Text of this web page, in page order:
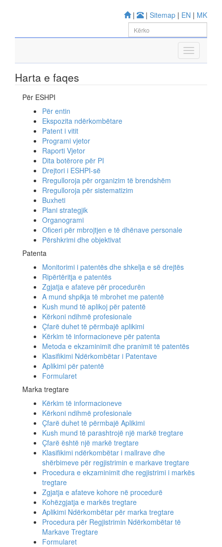
| | Sitemap | EN | MK
Harta e faqes
Për ESHPI
Për entin
Ekspozita ndërkombëtare
Patent i vitit
Programi vjetor
Raporti Vjetor
Dita botërore për PI
Drejtori i ESHPI-së
Rregulloroja për organizim të brendshëm
Rregulloroja për sistematizim
Buxheti
Plani strategjik
Organogrami
Oficeri për mbrojtjen e të dhënave personale
Përshkrimi dhe objektivat
Patenta
Monitorimi i patentës dhe shkelja e së drejtës
Ripërtëritja e patentës
Zgjatja e afateve për procedurën
A mund shpikja të mbrohet me patentë
Kush mund të aplikoj për patentë
Kërkoni ndihmë profesionale
Çfarë duhet të përmbajë aplikimi
Kërkim të informacioneve për patenta
Metoda e ekzaminimit dhe pranimit të patentës
Klasifikimi Ndërkombëtar i Patentave
Aplikimi për patentë
Formularet
Marka tregtare
Kërkim të informacioneve
Kërkoni ndihmë profesionale
Çfarë duhet të përmbajë Aplikimi
Kush mund të parashtrojë një markë tregtare
Çfarë është një markë tregtare
Klasifikimi ndërkombëtar i mallrave dhe
shërbimeve për regjistrimin e markave tregtare
Procedura e ekzaminimit dhe regjistrimi i markës
tregtare
Zgjatja e afateve kohore në procedurë
Kohëzgjatja e markës tregtare
Aplikimi Ndërkombëtar për marka tregtare
Procedura për Regjistrimin Ndërkombëtar të
Markave Tregtare
Formularet